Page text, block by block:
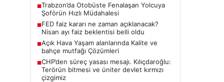
■Trabzon’da Otobüste Fenalaşan Yolcuya
Şoförün Hızlı Müdahalesi
■FED faiz kararı ne zaman açıklanacak?
Nisan ayı faiz beklentisi belli oldu
■Açık Hava Yaşam alanlarında Kalite ve
bahçe mutfağı Çözümleri
■CHP’den süreç yasası mesajı. Kılıçdaroğlu:
Terörün bitmesi ve üniter devlet kırmızı
çizgimiz